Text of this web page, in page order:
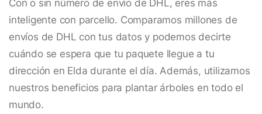
Con o sin número de envío de DHL, eres más
inteligente con parcello. Comparamos millones de
envíos de DHL con tus datos y podemos decirte
cuándo se espera que tu paquete llegue a tu
dirección en Elda durante el día. Además, utilizamos
nuestros beneficios para plantar árboles en todo el
mundo.